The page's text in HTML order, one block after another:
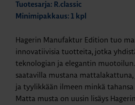
Tuotesarja: R.classic
Minimipakkaus: 1 kpl
Hagerin Manufaktur Edition tuo
innovatiivisia tuotteita, jotka
teknologian ja elegantin
saatavilla mustana
ja tyylikkään ilmeen minkä tahansa
Matta musta on uusin lisäys